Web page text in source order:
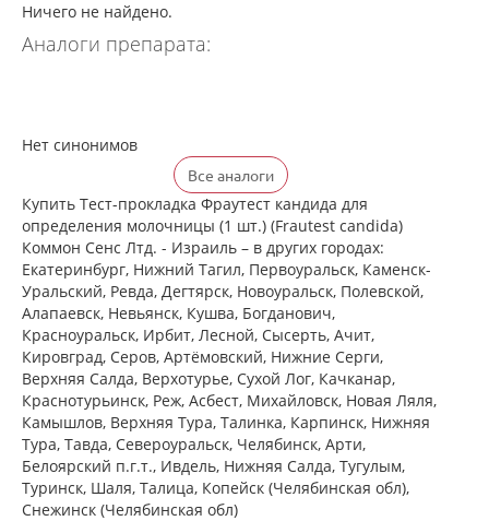
Ничего не найдено.
Аналоги препарата:
Нет синонимов
Все аналоги
Купить Тест-прокладка Фраутест кандида для
определения молочницы (1 шт.) (Frautest candida)
Коммон Сенс Лтд. - Израиль – в других городах:
Екатеринбург, Нижний Тагил, Первоуральск, Каменск-
Уральский, Ревда, Дегтярск, Новоуральск, Полевской,
Алапаевск, Невьянск, Кушва, Богданович,
Красноуральск, Ирбит, Лесной, Сысерть, Ачит,
Кировград, Серов, Артёмовский, Нижние Cерги,
Верхняя Салда, Верхотурье, Сухой Лог, Качканар,
Краснотурьинск, Реж, Асбест, Михайловск, Новая Ляля,
Камышлов, Верхняя Тура, Талинка, Карпинск, Нижняя
Тура, Тавда, Североуральск, Челябинск, Арти,
Белоярский п.г.т., Ивдель, Нижняя Салда, Тугулым,
Туринск, Шаля, Талица, Копейск (Челябинская обл),
Снежинск (Челябинская обл)